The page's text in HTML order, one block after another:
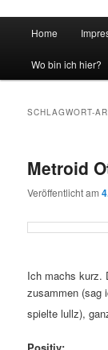
Zum Inhalt
Zum
Home
Wo bin ich hier?
SCHLAGWORT-
Metroid
Veröffentlicht am
Ich machs kurz.
zusammen (sag
spielte lullz),